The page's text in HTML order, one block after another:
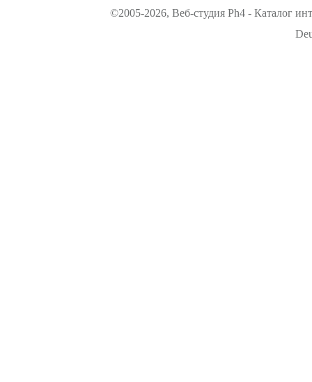
©2005-2026, Веб-студия Ph4 - Каталог